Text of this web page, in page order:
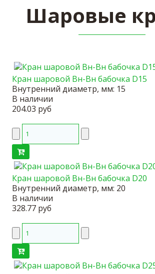
Шаровые
Кран шаровой Вн-Вн бабочка D15
Внутренний диаметр, мм: 15
В наличии
204.03 руб
Кран шаровой Вн-Вн бабочка D20
Внутренний диаметр, мм: 20
В наличии
328.77 руб